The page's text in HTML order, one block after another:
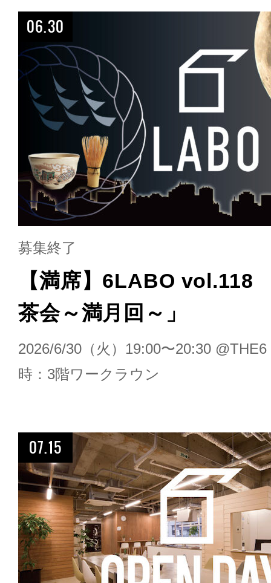
06.30
募集終了
【満席】6LABO vol.118
茶会～満月回～」
2026/6/30（火）19:00〜20:30
時：3階ワークラウン
07.15